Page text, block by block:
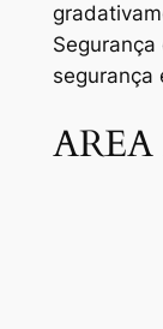
segurança